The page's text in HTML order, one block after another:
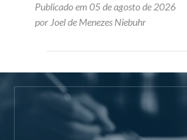
Publicado em 05 de agosto de 2026
por Joel de Menezes Niebuhr